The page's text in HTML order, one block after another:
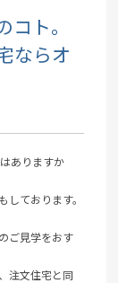
ト。
ならオ
ありますか
ております。
ご見学をおす
注文住宅と同